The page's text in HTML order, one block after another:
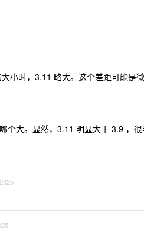
小时，3.11 略大。这个差距可能是
个大。显然，3.11 明显大于 3.9 ，很